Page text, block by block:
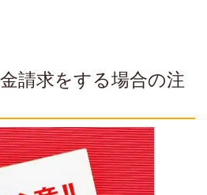
請求をする場合の注